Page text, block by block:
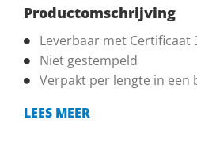
Productomschrijving
Leverbaar met Certificaat
Niet gestempeld
Verpakt per lengte in een
LEES MEER